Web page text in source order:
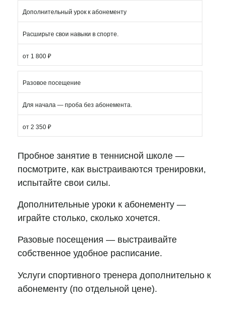
Дополнительный урок к абонементу
Расширьте свои навыки в спорте.
от 1 800 ₽
Разовое посещение
Для начала — проба без абонемента.
от 2 350 ₽
Пробное занятие в теннисной школе —
посмотрите, как выстраиваются тренировки,
испытайте свои силы.
Дополнительные уроки к абонементу —
играйте столько, сколько хочется.
Разовые посещения — выстраивайте
собственное удобное расписание.
Услуги спортивного тренера дополнительно к
абонементу (по отдельной цене).